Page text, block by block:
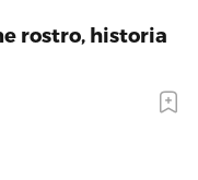
rostro, historia